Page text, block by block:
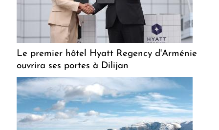
Le premier hôtel Hyatt Regency d'Arménie
ouvrira ses portes à Dilijan